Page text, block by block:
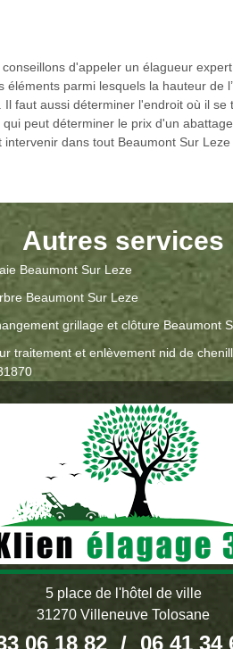
d'appeler un élagueur
parmi lesquels la hauteur de
faut aussi déterminer l'endroit où il se
peut déterminer le prix d'un
dans tout Beaumont Sur
Autres services
Beaumont Sur Leze
Beaumont Sur Leze
grillage et clôture Beaumont
traitement et enlèvement nid de
5 place de l'hôtel de ville
31270 Villeneuve Tolosane
06 18 82 / 06 41 34